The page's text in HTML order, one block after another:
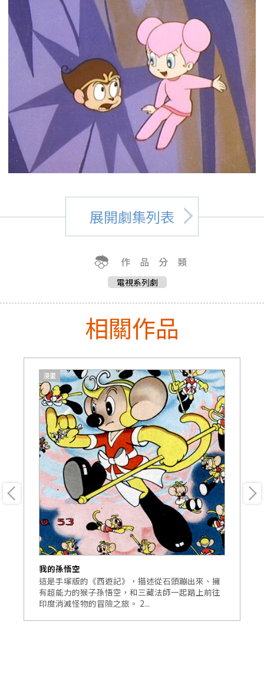
展開劇集列表
電視系列劇
相關作品
漫畫
我的孫悟空
這是手塚版的《西遊記》，描述從石頭蹦出來、擁
有超能力的猴子孫悟空，和三藏法師一起踏上前往
印度消滅怪物的冒險之旅。 2...